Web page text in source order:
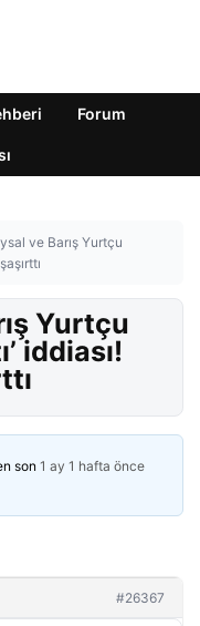
Forum
ve Barış Yurtçu
Yurtçu
iddiası!
son 1 ay 1 hafta önce
#26367